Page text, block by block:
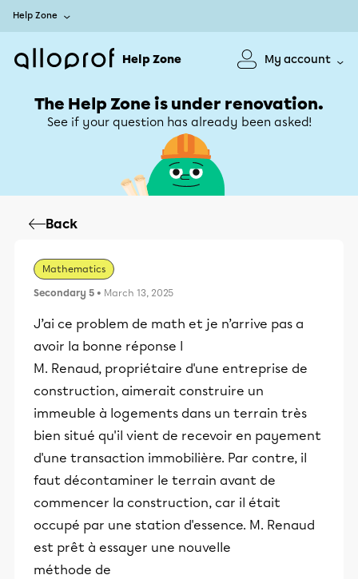
Help Zone
Help Zone My account
The Help Zone is under renovation.
See if your question has already been asked!
Back
Mathematics
Secondary 5 • March 13, 2025
J’ai ce problem de math et je n’arrive pas a
avoir la bonne réponse l
M. Renaud, propriétaire d'une entreprise de
construction, aimerait construire un
immeuble à logements dans un terrain très
bien situé qu'il vient de recevoir en payement
d'une transaction immobilière. Par contre, il
faut décontaminer le terrain avant de
commencer la construction, car il était
occupé par une station d'essence. M. Renaud
est prêt à essayer une nouvelle
méthode de